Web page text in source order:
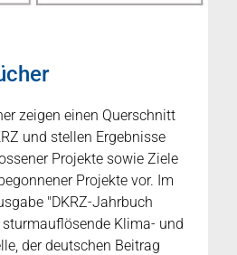
zeigen einen Querschnitt
und stellen Ergebnisse
Projekte sowie Ziele
Projekte vor. Im
"DKRZ-Jahrbuch
Klima- und
der deutschen Beitrag